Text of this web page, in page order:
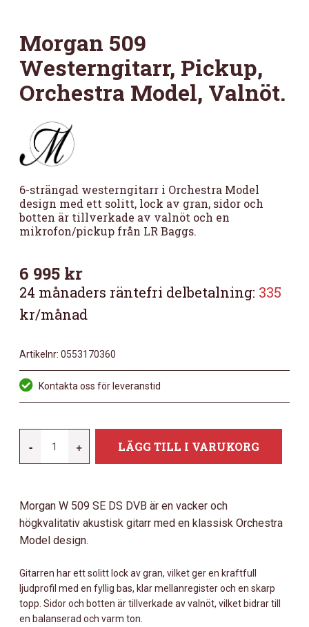
Morgan 509
Westerngitarr, Pickup,
Orchestra Model, Valnöt.
6-strängad westerngitarr i Orchestra Model
design med ett solitt, lock av gran, sidor och
botten är tillverkade av valnöt och en
mikrofon/pickup från LR Baggs.
6 995 kr
24 månaders räntefri delbetalning: 335
kr/månad
Artikelnr: 0553170360
Kontakta oss för leveranstid
-
ORCHESTRA
MODEL,
VALNÖT.
+ LÄGG TILL I VARUKORG
Morgan W 509 SE DS DVB är en vacker och
högkvalitativ akustisk gitarr med en klassisk Orchestra
Model design.
Gitarren har ett solitt lock av gran, vilket ger en kraftfull
ljudprofil med en fyllig bas, klar mellanregister och en skarp
topp. Sidor och botten är tillverkade av valnöt, vilket bidrar till
en balanserad och varm ton.